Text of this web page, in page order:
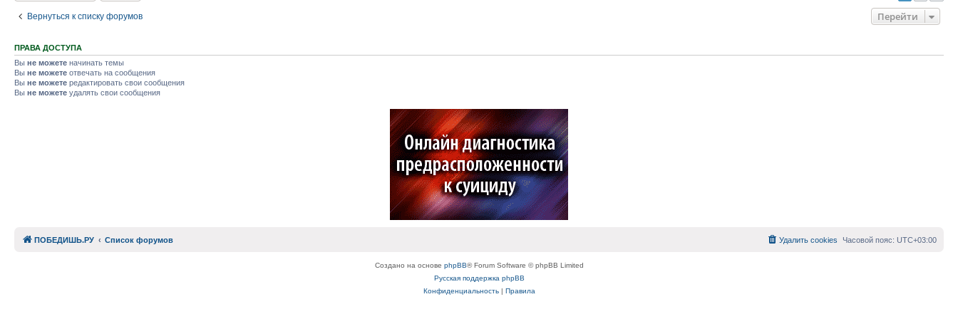
Вернуться к списку форумов Перейти
ПРАВА ДОСТУПА
Вы не можете начинать темы
Вы не можете отвечать на сообщения
Вы не можете редактировать свои сообщения
Вы не можете удалять свои сообщения
ПОБЕДИШЬ.РУ Список форумов Часовой пояс: UTC+03:00
Удалить cookies
Создано на основе phpBB® Forum Software © phpBB Limited
Русская поддержка phpBB
Конфиденциальность| Правила